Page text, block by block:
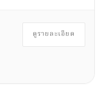
ดูรายละเอียด